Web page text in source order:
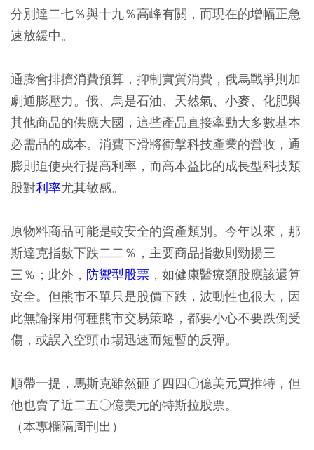
分別達二七％與十九％高峰有關，而現在的增幅正急
速放緩中。
通膨會排擠消費預算，抑制實質消費，俄烏戰爭則加
劇通膨壓力。俄、烏是石油、天然氣、小麥、化肥與
其他商品的供應大國，這些產品直接牽動大多數基本
必需品的成本。消費下滑將衝擊科技產業的營收，通
膨則迫使央行提高利率，而高本益比的成長型科技類
股對利率尤其敏感。
原物料商品可能是較安全的資產類別。今年以來，那
斯達克指數下跌二二％，主要商品指數則勁揚三
三％；此外， 防禦型股票 ，如健康醫療類股應該還算
安全。但熊市不單只是股價下跌，波動性也很大，因
此無論採用何種熊市交易策略，都要小心不要跌倒受
傷，或誤入空頭市場迅速而短暫的反彈。
順帶一提，馬斯克雖然砸了四四○億美元買推特，但
他也賣了近二五○億美元的特斯拉股票。
（本專欄隔周刊出）